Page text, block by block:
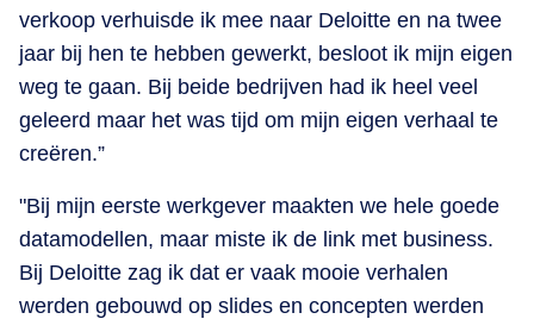
verkoop verhuisde ik mee naar Deloitte en na twee
jaar bij hen te hebben gewerkt, besloot ik mijn eigen
weg te gaan. Bij beide bedrijven had ik heel veel
geleerd maar het was tijd om mijn eigen verhaal te
creëren.”
"Bij mijn eerste werkgever maakten we hele goede
datamodellen, maar miste ik de link met business.
Bij Deloitte zag ik dat er vaak mooie verhalen
werden gebouwd op slides en concepten werden